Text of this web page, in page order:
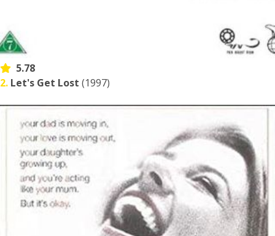
5.78
2. Let's Get Lost (1997)